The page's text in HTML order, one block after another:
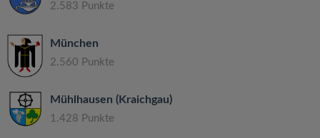
2.583 Punkte
München
2.560 Punkte
Mühlhausen (Kraichgau)
1.428 Punkte